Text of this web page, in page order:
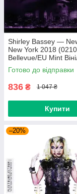
Shirley Bassey —
New York 2018
Bellevue/EU Mint
платівка (art.238985)
Готово до відправки
836 ₴ 1 047 ₴
Купити
–20%